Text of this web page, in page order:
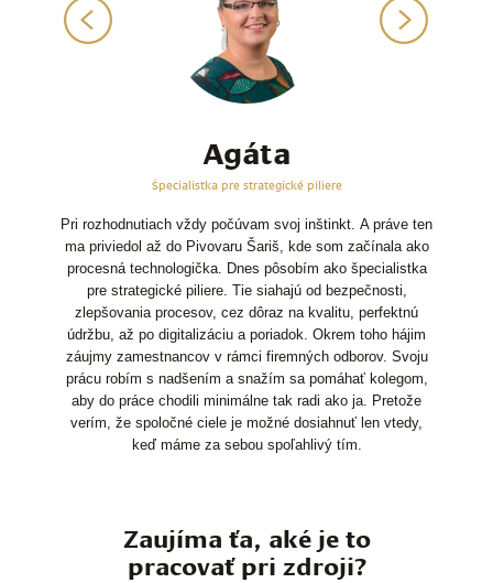
Agáta
Špecialistka pre strategické piliere
Pri rozhodnutiach vždy počúvam svoj inštinkt. A práve ten
ma priviedol až do Pivovaru Šariš, kde som začínala ako
procesná technologička. Dnes pôsobím ako špecialistka
pre strategické piliere. Tie siahajú od bezpečnosti,
zlepšovania procesov, cez dôraz na kvalitu, perfektnú
údržbu, až po digitalizáciu a poriadok. Okrem toho hájim
záujmy zamestnancov v rámci firemných odborov. Svoju
prácu robím s nadšením a snažím sa pomáhať kolegom,
aby do práce chodili minimálne tak radi ako ja. Pretože
verím, že spoločné ciele je možné dosiahnuť len vtedy,
keď máme za sebou spoľahlivý tím.
Zaujíma ťa, aké je to
pracovať pri zdroji?